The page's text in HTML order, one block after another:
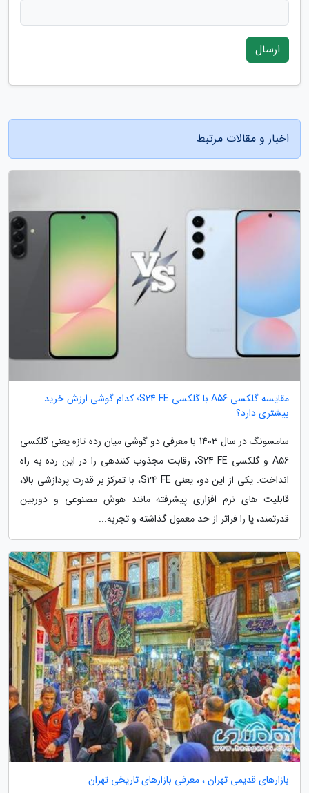
ارسال
اخبار و مقالات مرتبط
مقایسه گلکسی A56 با گلکسی S24 FE؛ کدام گوشی ارزش خرید
بیشتری دارد؟
سامسونگ در سال 1403 با معرفی دو گوشی میان رده تازه یعنی گلکسی
A56 و گلکسی S24 FE، رقابت مجذوب کنندهی را در این رده به راه
انداخت. یکی از این دو، یعنی S24 FE، با تمرکز بر قدرت پردازشی بالا،
قابلیت های نرم افزاری پیشرفته مانند هوش مصنوعی و دوربین
قدرتمند، پا را فراتر از حد معمول گذاشته و تجربه...
بازارهای قدیمی تهران ، معرفی بازارهای تاریخی تهران